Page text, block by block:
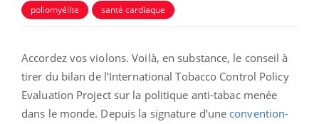
poliomyélite
santé cardiaque
Accordez vos violons. Voilà, en substance, le conseil à
tirer du bilan de l’International Tobacco Control Policy
Evaluation Project sur la politique anti-tabac menée
dans le monde. Depuis la signature d’une convention-